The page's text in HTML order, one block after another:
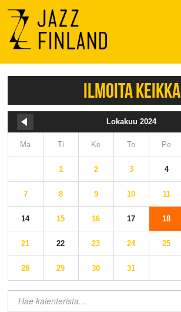
Menu
ILMOITA KEIKKA
Lokakuu 2024
Ma Ti Ke To Pe
1 2 3 4
7 8 9 10 11
14 15 16 17 18
21 22 23 24 25
28 29 30 31